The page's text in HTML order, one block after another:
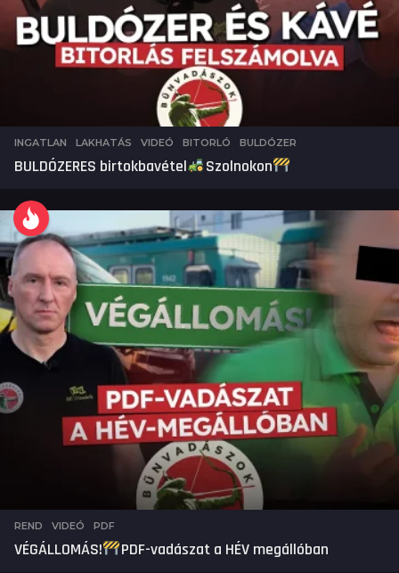
INGATLAN ,LAKHATÁS ,VIDEÓ BITORLÓ ,BULDÓZER
BULDÓZERES birtokbavétel Szolnokon
REND ,VIDEÓ PDF
VÉGÁLLOMÁS! PDF-vadászat a HÉV megállóban